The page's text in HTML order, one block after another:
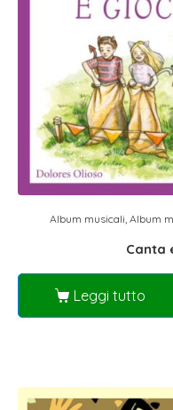
Album musicali Album
Canta
Leggi tutto